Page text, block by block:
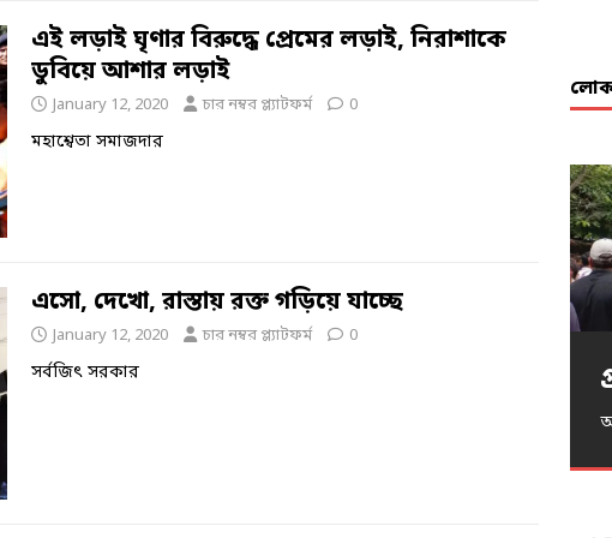
এই লড়াই ঘৃণার বিরুদ্ধে প্রেমের লড়াই, নিরাশাকে
ডুবিয়ে আশার লড়াই
January 12, 2020 চার নম্বর প্ল্যাটফর্ম 0
মহাশ্বেতা সমাজদার
এসো, দেখো, রাস্তায় রক্ত গড়িয়ে যাচ্ছে
January 12, 2020 চার নম্বর প্ল্যাটফর্ম 0
সর্বজিৎ সরকার